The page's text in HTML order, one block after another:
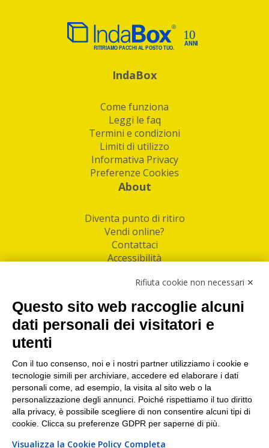
IndaBox
Come funziona
Leggi le faq
Termini e condizioni
Limiti di utilizzo
Informativa Privacy
Preferenze Cookies
About
Diventa punto di ritiro
Vendi online?
Contattaci
Accessibilità
Facebook
Linkedin
I nostri punti di ritiro e spedizione pacchi nelle
maggiori città italiane
Torino|Milano|Roma|Bologna|Firenze| Genova
Napoli|Varese
Rifiuta cookie non necessari ✕
Questo sito web raccoglie alcuni
dati personali dei visitatori e
utenti
Con il tuo consenso, noi e i nostri partner utilizziamo i cookie e
tecnologie simili per archiviare, accedere ed elaborare i dati
personali come, ad esempio, la visita al sito web o la
personalizzazione degli annunci. Poiché rispettiamo il tuo diritto
alla privacy, è possibile scegliere di non consentire alcuni tipi di
cookie. Clicca su preferenze GDPR per saperne di più.
Visualizza la Cookie Policy Completa